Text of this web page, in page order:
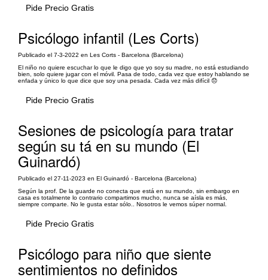
Pide Precio Gratis
Psicólogo infantil (Les Corts)
Publicado el 7-3-2022 en Les Corts - Barcelona (Barcelona)
El niño no quiere escuchar lo que le digo que yo soy su madre, no está estudiando
bien, solo quiere jugar con el móvil. Pasa de todo, cada vez que estoy hablando se
enfada y único lo que dice que soy una pesada. Cada vez más difícil 😞
Pide Precio Gratis
Sesiones de psicología para tratar
según su tá en su mundo (El
Guinardó)
Publicado el 27-11-2023 en El Guinardó - Barcelona (Barcelona)
Según la prof. De la guarde no conecta que está en su mundo, sin embargo en
casa es totalmente lo contrario compartimos mucho, nunca se aísla es más,
siempre comparte. No le gusta estar sólo.. Nosotros le vemos súper normal.
Pide Precio Gratis
Psicólogo para niño que siente
sentimientos no definidos